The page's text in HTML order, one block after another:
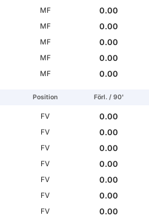
MF
0.00
MF
0.00
MF
0.00
MF
0.00
MF 0.00
Position Förl. / 90'
FV
0.00
FV
0.00
FV
0.00
FV
0.00
FV
0.00
FV
0.00
FV
0.00